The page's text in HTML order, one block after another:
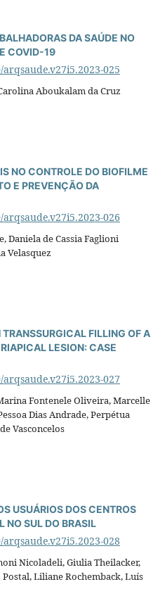
DA SAÚDE NO
COVID-19
025
Aboukalam da Cruz
NO CONTROLE DO BIOFILME
E PREVENÇÃO DA
026
Daniela de Cassia Faglioni
Velasquez
FILLING OF A
LESION: CASE
027
Fontenele Oliveira, Marcelle
Dias Andrade, Perpétua
Vasconcelos
USUÁRIOS DOS CENTROS
NO SUL DO BRASIL
028
Nicoladeli, Giulia Theilacker,
Liliane Rochemback, Luís